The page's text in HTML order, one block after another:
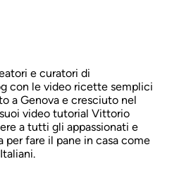
e curatori di
con le video ricette semplici
a Genova e cresciuto nel
video tutorial Vittorio
a tutti gli appassionati e
per fare il pane in casa come